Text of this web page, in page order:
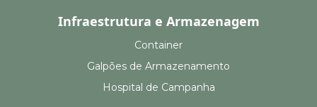
Infraestrutura e Armazenagem
Container
Galpões de Armazenamento
Hospital de Campanha